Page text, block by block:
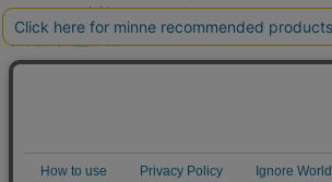
セキュリティ相談AIチャットボット
実在証明・盗聴対策
サイバー攻撃対策（GMOサイバーセキュリティ byイエ